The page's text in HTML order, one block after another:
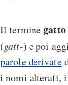
Il terminegatto
(gatt-) e poi
parole derivate
i nomi alterati, i